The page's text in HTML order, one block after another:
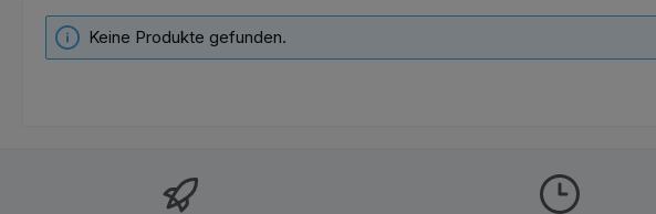
Keine Produkte gefunden.